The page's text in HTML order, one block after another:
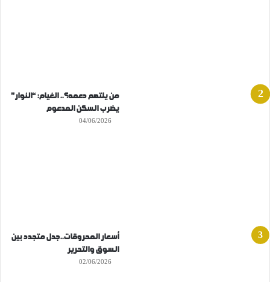
من يلتهم دعمه؟.. الغيام: “النوار”
يضرب السكن المدعوم
04/06/2026
أسعار المحروقات..جدل متجدد بين
السوق والتحرير
02/06/2026